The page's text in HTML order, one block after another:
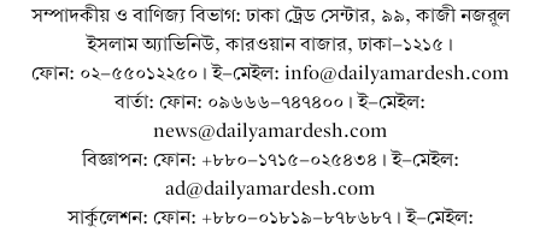
সম্পাদকীয় ও বাণিজ্য বিভাগ: ঢাকা ট্রেড সেন্টার, ৯৯, কাজী নজরুল
ইসলাম অ্যাভিনিউ, কারওয়ান বাজার, ঢাকা-১২১৫।
ফোন: ০২-৫৫০১২২৫০। ই-মেইল: info@dailyamardesh.com
বার্তা: ফোন: ০৯৬৬৬-৭৪৭৪০০। ই-মেইল:
news@dailyamardesh.com
বিজ্ঞাপন: ফোন: +৮৮০-১৭১৫-০২৫৪৩৪ । ই-মেইল:
ad@dailyamardesh.com
সার্কুলেশন: ফোন: +৮৮০-০১৮১৯-৮৭৮৬৮৭ । ই-মেইল: